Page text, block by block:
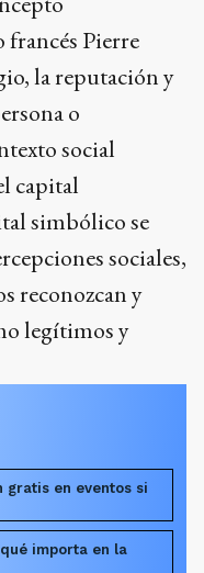
Pierre
la reputación y
o
social
capital
simbólico se
sociales,
reconozcan y
legítimos y
gratis en eventos si
importa en la